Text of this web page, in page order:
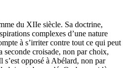
du XIIe siècle. Sa doctrine,
complexes d’une nature
à s’irriter contre tout ce qui peut
croisade, non par choix,
s’est opposé à Abélard, non par